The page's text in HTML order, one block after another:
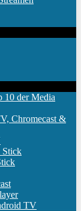
10 der Media
Chromecast &
Stick
TV